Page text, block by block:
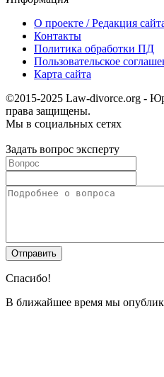
О проекте / Редакция
Контакты
Политика обработки ПД
Пользовательское
Карта сайта
©2015-2025 Law-divorce.org -
права защищены.
Мы в социальных сетях
Задать вопрос эксперту
Спасибо!
В ближайшее время мы